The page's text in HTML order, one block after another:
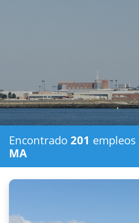
Encontrado 201 empleos
MA